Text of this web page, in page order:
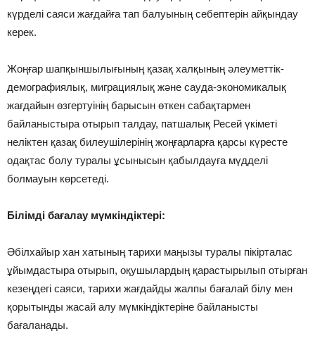
күрделі саяси жағдайға тап балуының себептерін айқындау
керек.
Жоңғар шапқыншылығының қазақ халқының әлеуметтік-
демографиялық, миграциялық және сауда-экономикалық
жағдайын өзгертуінің барысын өткен сабақтармен
байланыстыра отырып талдау, патшалық Ресей үкіметі
неліктен қазақ билеушілерінің жоңғарларға қарсы күресте
одақтас болу туралы ұсынысын қабылдауға мүдделі
болмауын көрсетеді.
Білімді бағалау мүмкіндіктері:
Әбілхайыр хан хатының тарихи маңызы туралы пікірталас
ұйымдастыра отырып, оқушылардың қарастырылып отырған
кезеңдегі саяси, тарихи жағдайды жалпы бағалай білу мен
қорытынды жасай алу мүмкіндіктеріне байланысты
бағаланады.